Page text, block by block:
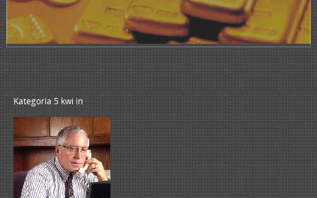
Kategoria 5 kwiin